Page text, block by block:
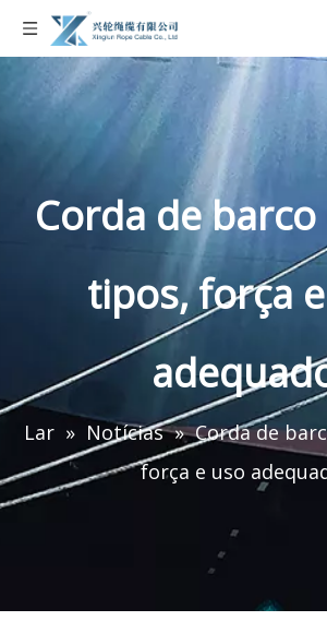
Corda de
tipos, força
Lar » Notícias » Corda de
força e uso